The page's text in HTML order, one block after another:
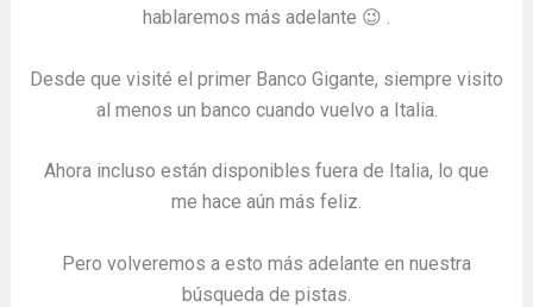
hablaremos más adelante 😉 .
Desde que visité el primer Banco Gigante, siempre visito
al menos un banco cuando vuelvo a Italia.
Ahora incluso están disponibles fuera de Italia, lo que
me hace aún más feliz.
Pero volveremos a esto más adelante en nuestra
búsqueda de pistas.